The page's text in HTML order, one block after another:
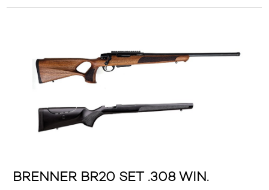
BRENNER BR20 SET .308 WIN.